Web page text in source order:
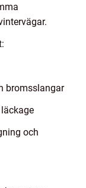
bromsslangar
och